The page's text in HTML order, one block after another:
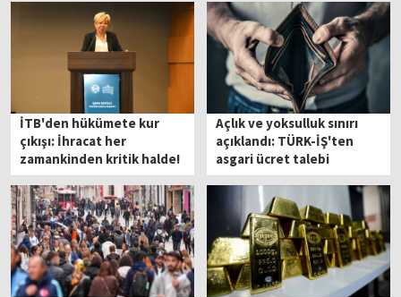
İTB'den hükümete kur
çıkışı: İhracat her
zamankinden kritik halde!
Açlık ve yoksulluk sınırı
açıklandı: TÜRK-İŞ'ten
asgari ücret talebi